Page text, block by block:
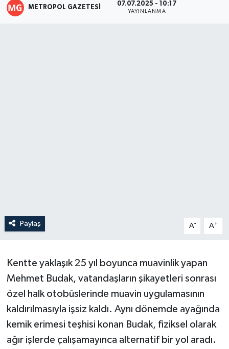
METROPOL GAZETESI 07.07.2025 - 10:17
YAYINLANMA
Paylaş A- A+
Kentte yaklaşık 25 yıl boyunca muavinlik yapan
Mehmet Budak, vatandaşların şikayetleri sonrası
özel halk otobüslerinde muavin uygulamasının
kaldırılmasıyla işsiz kaldı. Aynı dönemde ayağında
kemik erimesi teşhisi konan Budak, fiziksel olarak
ağır işlerde çalışamayınca alternatif bir yol aradı.